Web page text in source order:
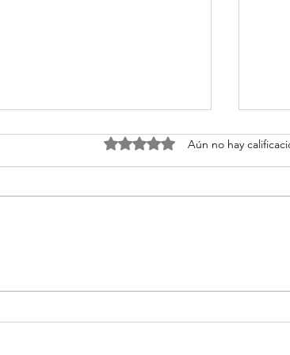
coordinación de tu equipo
aula?
Obtuvo 0 de 5 estrellas.
Aún no hay